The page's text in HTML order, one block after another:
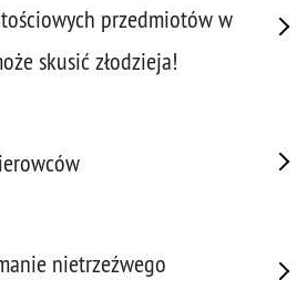
przedmiotów w
skusić złodzieja!
nietrzeźwego